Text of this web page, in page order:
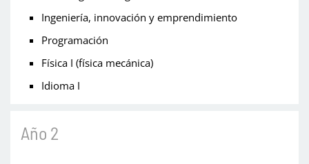
Ingeniería, innovación y emprendimiento
Programación
Física I (física mecánica)
Idioma I
Año 2